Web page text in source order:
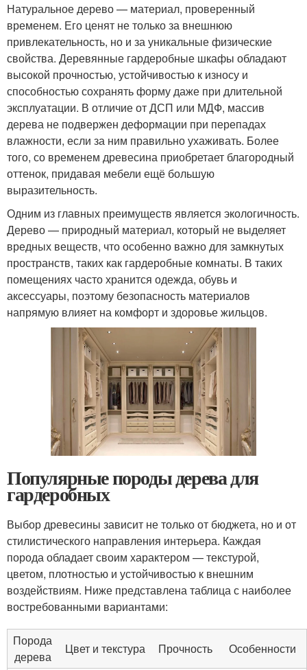
Натуральное дерево — материал, проверенный
временем. Его ценят не только за внешнюю
привлекательность, но и за уникальные физические
свойства. Деревянные гардеробные шкафы обладают
высокой прочностью, устойчивостью к износу и
способностью сохранять форму даже при длительной
эксплуатации. В отличие от ДСП или МДФ, массив
дерева не подвержен деформации при перепадах
влажности, если за ним правильно ухаживать. Более
того, со временем древесина приобретает благородный
оттенок, придавая мебели ещё большую
выразительность.
Одним из главных преимуществ является экологичность.
Дерево — природный материал, который не выделяет
вредных веществ, что особенно важно для замкнутых
пространств, таких как гардеробные комнаты. В таких
помещениях часто хранится одежда, обувь и
аксессуары, поэтому безопасность материалов
напрямую влияет на комфорт и здоровье жильцов.
Популярные породы дерева для
гардеробных
Выбор древесины зависит не только от бюджета, но и от
стилистического направления интерьера. Каждая
порода обладает своим характером — текстурой,
цветом, плотностью и устойчивостью к внешним
воздействиям. Ниже представлена таблица с наиболее
востребованными вариантами:
Порода
дерева
Цвет и текстура Прочность Особенности